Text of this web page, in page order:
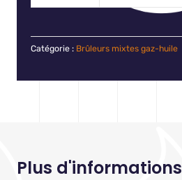
Catégorie : Brûleurs mixtes gaz-huile
Plus d'informations